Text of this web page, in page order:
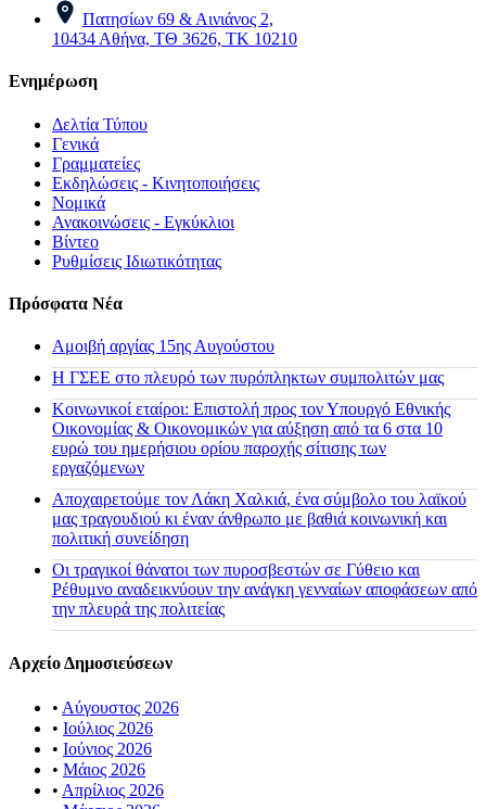
Πατησίων 69 & Αινιάνος 2,
10434 Αθήνα, ΤΘ 3626, ΤΚ 10210
Ενημέρωση
Δελτία Τύπου
Γενικά
Γραμματείες
Εκδηλώσεις - Κινητοποιήσεις
Νομικά
Ανακοινώσεις - Εγκύκλιοι
Βίντεο
Ρυθμίσεις Ιδιωτικότητας
Πρόσφατα Νέα
Αμοιβή αργίας 15ης Αυγούστου
H ΓΣΕΕ στο πλευρό των πυρόπληκτων συμπολιτών μας
Κοινωνικοί εταίροι: Επιστολή προς τον Υπουργό Εθνικής
Οικονομίας & Οικονομικών για αύξηση από τα 6 στα 10
ευρώ του ημερήσιου ορίου παροχής σίτισης των
εργαζόμενων
Αποχαιρετούμε τον Λάκη Χαλκιά, ένα σύμβολο του λαϊκού
μας τραγουδιού κι έναν άνθρωπο με βαθιά κοινωνική και
πολιτική συνείδηση
Οι τραγικοί θάνατοι των πυροσβεστών σε Γύθειο και
Ρέθυμνο αναδεικνύουν την ανάγκη γενναίων αποφάσεων από
την πλευρά της πολιτείας
Αρχείο Δημοσιεύσεων
• Αύγουστος 2026
• Ιούλιος 2026
• Ιούνιος 2026
• Μάιος 2026
• Απρίλιος 2026